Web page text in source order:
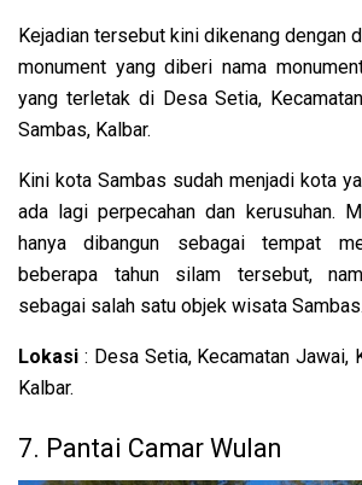
Kejadian tersebut kini dikenang dengan
monument yang diberi nama
yang terletak di Desa Setia,
Sambas, Kalbar.
Kini kota Sambas sudah menjadi kota
ada lagi perpecahan dan kerusuhan.
hanya dibangun sebagai tempat
beberapa tahun silam tersebut,
sebagai salah satu objek wisata Sambas.
Lokasi : Desa Setia, Kecamatan Jawai,
Kalbar.
7. Pantai Camar Wulan